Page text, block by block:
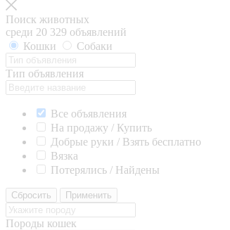
Поиск животных
среди 20 329 объявлений
Кошки
Собаки
Тип объявления
Все объявления
На продажу / Купить
Добрые руки / Взять бесплатно
Вязка
Потерялись / Найдены
Сбросить Применить
Породы кошек